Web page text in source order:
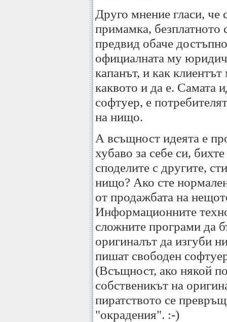
Друго мнение гласи, че
примамка, безплатното
предвид обаче
официалната му
капанът, и как
каквото и да е. Самата
софтуер, е
на нищо.
А всъщност идеята е
хубаво за себе си,
споделите с другите,
нищо? Ако сте
от продажбата на
Информационните
сложните програми да
оригиналът да изгуби
пишат свободен
(Всъщност, ако някой
собственикът на
пиратството се
"окрадения". :-)